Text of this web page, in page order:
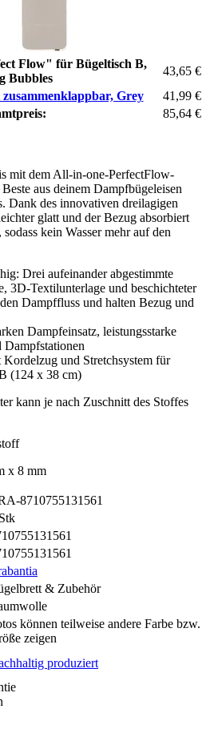
Flow" für Bügeltisch B,
Bubbles
43,65 €
Grey
41,99 €
85,64 €
mit dem All-in-one-PerfectFlow-
aus deinem Dampfbügeleisen
Dank des innovativen dreilagigen
glatt und der Bezug absorbiert
kein Wasser mehr auf den
Drei aufeinander abgestimmte
3D-Textilunterlage und beschichteter
Dampffluss und halten Bezug und
Dampfeinsatz, leistungsstarke
Dampfstationen
Kordelzug und Stretchsystem für
(124 x 38 cm)
kann je nach Zuschnitt des Stoffes
x 8 mm
8710755131561
& Zubehör
können teilweise andere Farbe bzw.
zeigen
produziert